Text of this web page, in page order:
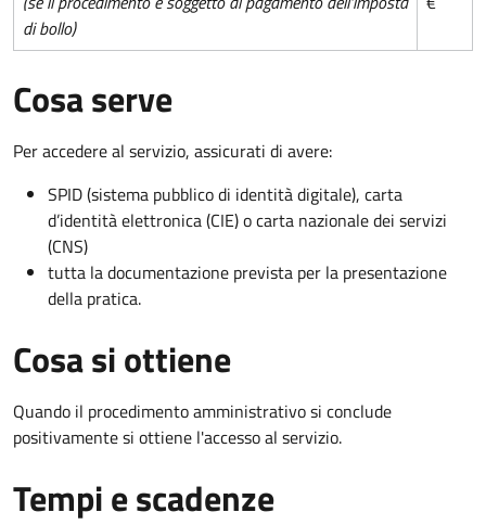
di bollo)
Cosa serve
Per accedere al servizio, assicurati di avere:
SPID (sistema pubblico di identità digitale), carta
d’identità elettronica (CIE) o carta nazionale dei servizi
(CNS)
tutta la documentazione prevista per la presentazione
della pratica.
Cosa si ottiene
Quando il procedimento amministrativo si conclude
positivamente si ottiene l'accesso al servizio.
Tempi e scadenze